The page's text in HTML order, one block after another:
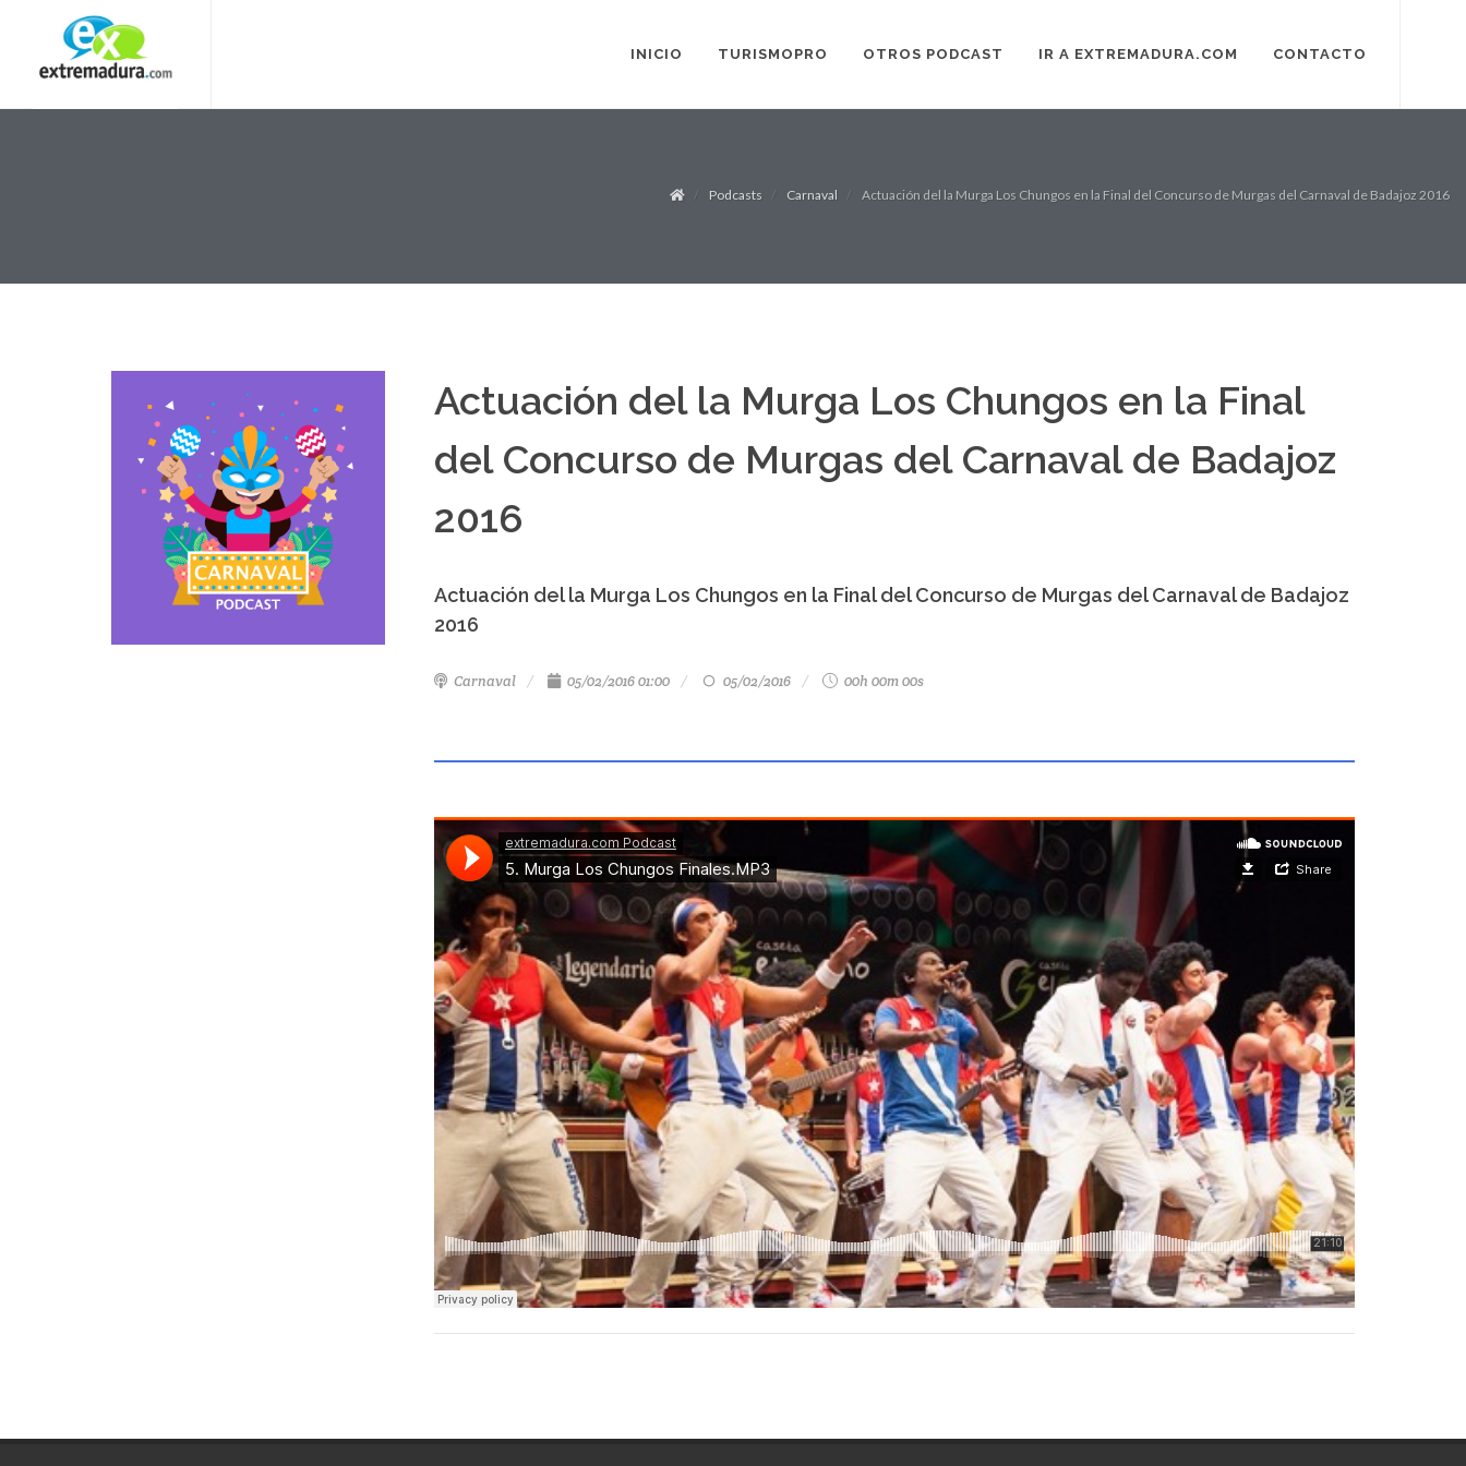
INICIO TURISMOPRO OTROS PODCAST IR A EXTREMADURA.COM CONTACTO
Podcasts Carnaval Actuación del la Murga Los Chungos en la Final del Concurso de Murgas del Carnaval de Badajoz 2016
Actuación del la Murga Los Chungos en la Final
del Concurso de Murgas del Carnaval de Badajoz
2016
Actuación del la Murga Los Chungos en la Final del Concurso de Murgas del Carnaval de Badajoz
2016
Carnaval 05/02/2016 01:00 05/02/2016 00h 00m 00s